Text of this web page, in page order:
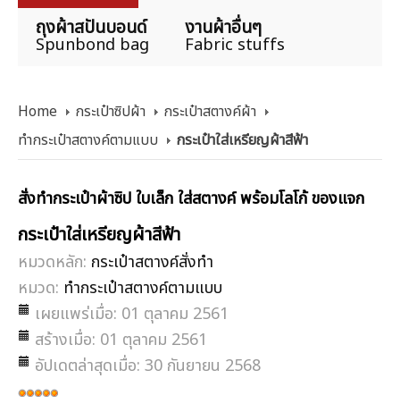
ถุงผ้าสปันบอนด์
Spunbond bag
งานผ้าอื่นๆ
Fabric stuffs
Home กระเป๋าซิปผ้า
กระเป๋าสตางค์ผ้า
ทำกระเป๋าสตางค์ตามแบบ
กระเป๋าใส่เหรียญผ้าสีฟ้า
สั่งทำกระเป๋าผ้าซิป ใบเล็ก ใส่สตางค์ พร้อมโลโก้ ของแจก
กระเป๋าใส่เหรียญผ้าสีฟ้า
หมวดหลัก: กระเป๋าสตางค์สั่งทำ
หมวด: ทำกระเป๋าสตางค์ตามแบบ
เผยแพร่เมื่อ: 01 ตุลาคม 2561
สร้างเมื่อ: 01 ตุลาคม 2561
อัปเดตล่าสุดเมื่อ: 30 กันยายน 2568
ให้